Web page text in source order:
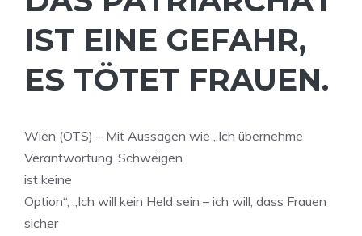
IST EINE GEFAHR,
ES TÖTET FRAUEN.
Wien (OTS) – Mit Aussagen wie „Ich übernehme
Verantwortung. Schweigen
ist keine
Option“, „Ich will kein Held sein – ich will, dass Frauen
sicher